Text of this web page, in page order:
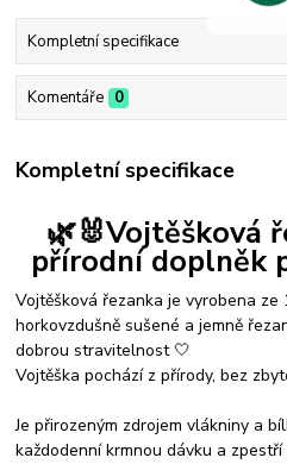
Kompletní specifikace
Komentáře 0
Kompletní specifikace
🌿🐰Vojtěšková
přírodní doplněk
Vojtěšková řezanka je vyrobena ze
horkovzdušně sušené a jemně
dobrou stravitelnost 🤍
Vojtěška pochází z přírody, bez
Je přirozeným zdrojem vlákniny a
každodenní krmnou dávku a